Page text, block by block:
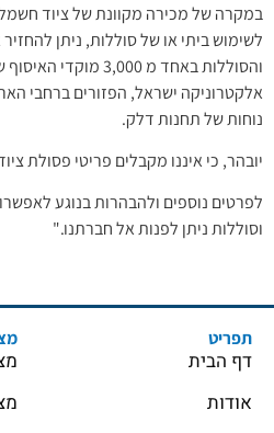
במקרה של מכירה מקוונת של ציוד
לשימוש ביתי או של סוללות, ניתן
והסוללות באחד מ 3,000
אלקטרוניקה ישראל, הפזורים ברחבי
נוחות של תחנות דלק.
יובהר, כי איננו מקבלים פריטי פסולת
לפרטים נוספים ולהבהרות בנוגע
וסוללות ניתן לפנות אל חברתנו."
תפריט
דף הבית
אודות